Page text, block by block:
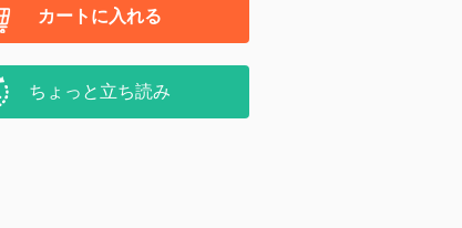
カートに入れる
ちょっと立ち読み